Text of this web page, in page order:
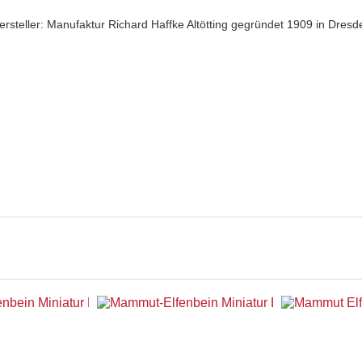
Manufaktur Richard Haffke Altötting gegründet 1909 in